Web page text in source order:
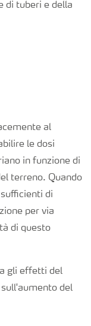
di tuberi e della
al
le dosi
in funzione di
terreno. Quando
di
per via
di questo
gli effetti del
del